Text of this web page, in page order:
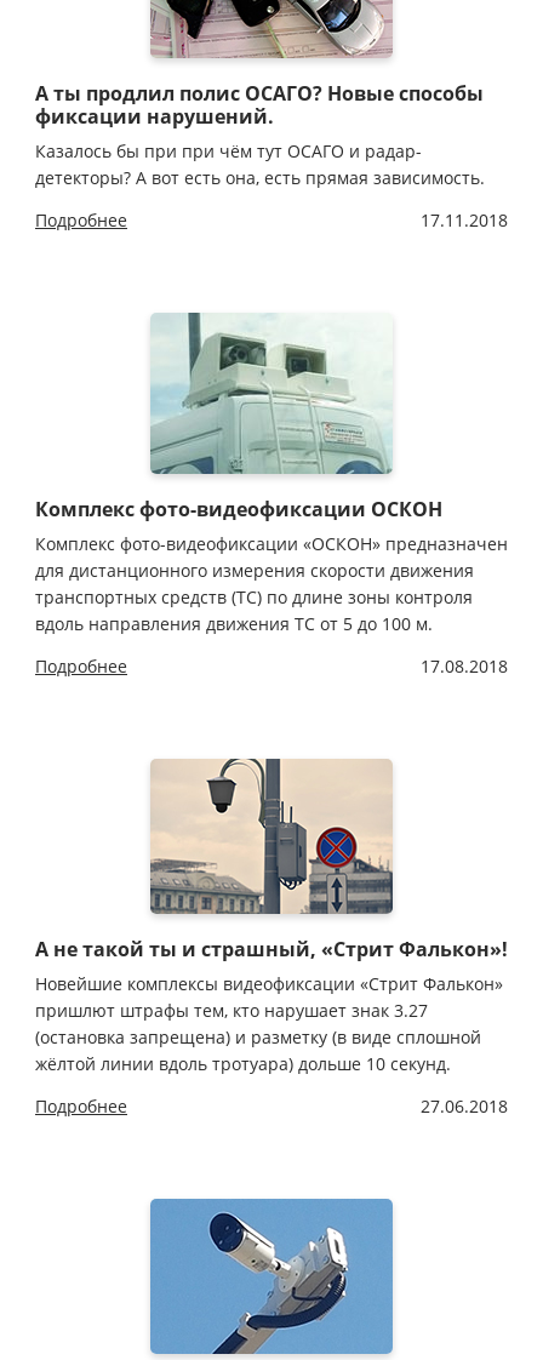
А ты продлил полис ОСАГО? Новые способы
фиксации нарушений.
Казалось бы при при чём тут ОСАГО и радар-
детекторы? А вот есть она, есть прямая зависимость.
Подробнее
17.11.2018
Комплекс фото-видеофиксации ОСКОН
Комплекс фото-видеофиксации «ОСКОН» предназначен
для дистанционного измерения скорости движения
транспортных средств (ТС) по длине зоны контроля
вдоль направления движения ТС от 5 до 100 м.
Подробнее
17.08.2018
А не такой ты и страшный, «Стрит Фалькон»!
Новейшие комплексы видеофиксации «Стрит Фалькон»
пришлют штрафы тем, кто нарушает знак 3.27
(остановка запрещена) и разметку (в виде сплошной
жёлтой линии вдоль тротуара) дольше 10 секунд.
Подробнее
27.06.2018